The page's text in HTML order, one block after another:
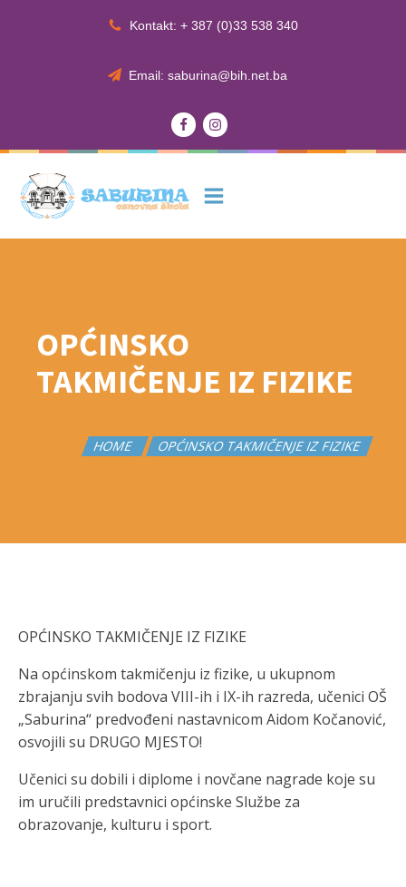
Kontakt: + 387 (0)33 538 340
Email: saburina@bih.net.ba
OPĆINSKO
TAKMIČENJE IZ FIZIKE
HOME OPĆINSKO TAKMIČENJE IZ FIZIKE
OPĆINSKO TAKMIČENJE IZ FIZIKE
Na općinskom takmičenju iz fizike, u ukupnom
zbrajanju svih bodova VIII-ih i IX-ih razreda, učenici OŠ
„Saburina“ predvođeni nastavnicom Aidom Kočanović,
osvojili su DRUGO MJESTO!
Učenici su dobili i diplome i novčane nagrade koje su
im uručili predstavnici općinske Službe za
obrazovanje, kulturu i sport.